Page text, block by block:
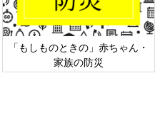
ぐことを考えてください。自
ることを日本小児科学会は推奨
する、別の部屋に行く、など
てしまったら、素直に謝りま
たね。次は気をつけるよ」と
「もしものときの」赤ちゃん・
家族の防災